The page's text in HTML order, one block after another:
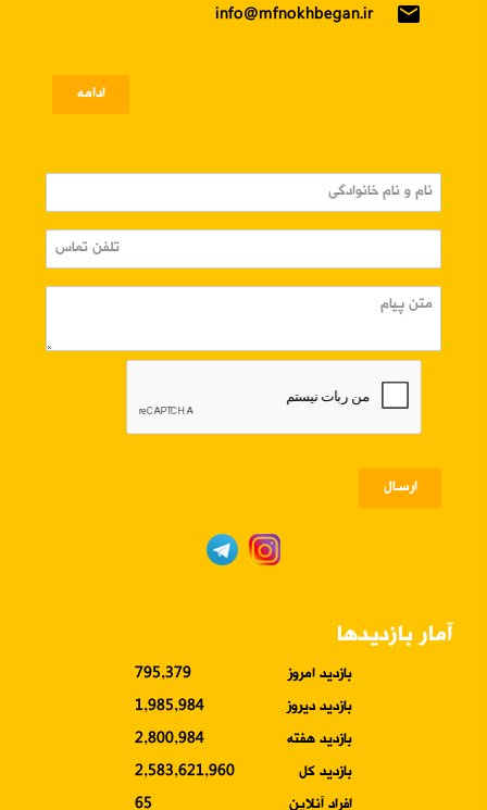
email
info@mfnokhbegan.ir
ادامه
ارسـال
آمار بازدیدها
بازدید امروز
795,379
بازدید دیروز
1,985,984
بازدید هفته
2,800,984
بازدید کل
2,583,621,960
افراد آنلاین
65